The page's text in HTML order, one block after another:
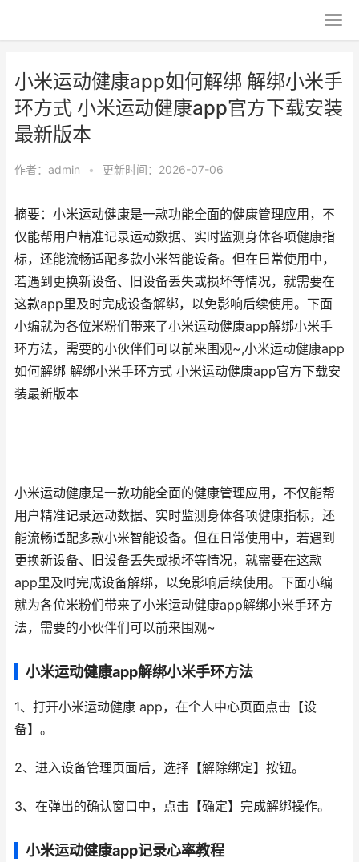
小米运动健康app如何解绑 解绑小米手
环方式 小米运动健康app官方下载安装
最新版本
作者： admin • 更新时间：2026-07-06
摘要：小米运动健康是一款功能全面的健康管理应用，不
仅能帮用户精准记录运动数据、实时监测身体各项健康指
标，还能流畅适配多款小米智能设备。但在日常使用中，
若遇到更换新设备、旧设备丢失或损坏等情况，就需要在
这款app里及时完成设备解绑，以免影响后续使用。下面
小编就为各位米粉们带来了小米运动健康app解绑小米手
环方法，需要的小伙伴们可以前来围观~,小米运动健康app
如何解绑 解绑小米手环方式 小米运动健康app官方下载安
装最新版本
小米运动健康是一款功能全面的健康管理应用，不仅能帮
用户精准记录运动数据、实时监测身体各项健康指标，还
能流畅适配多款小米智能设备。但在日常使用中，若遇到
更换新设备、旧设备丢失或损坏等情况，就需要在这款
app里及时完成设备解绑，以免影响后续使用。下面小编
就为各位米粉们带来了小米运动健康app解绑小米手环方
法，需要的小伙伴们可以前来围观~
小米运动健康app解绑小米手环方法
1、打开小米运动健康 app，在个人中心页面点击【设
备】。
2、进入设备管理页面后，选择【解除绑定】按钮。
3、在弹出的确认窗口中，点击【确定】完成解绑操作。
小米运动健康app记录心率教程